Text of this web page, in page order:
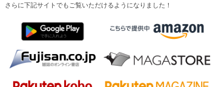
さらに下記サイトでもご覧いただけるようになりました！